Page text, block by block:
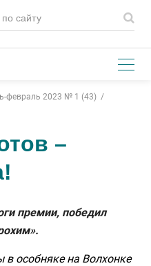
февраль 2023 № 1 (43)
–
премии, победил
особняке на Волхонке